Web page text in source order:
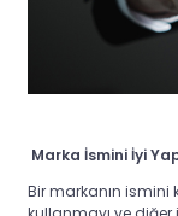
Marka İsmini İyi
Bir markanın ismini